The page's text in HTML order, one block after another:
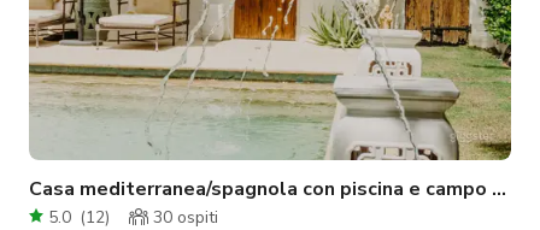
Casa mediterranea/spagnola con piscina e campo da
5.0 (12) 30 ospiti